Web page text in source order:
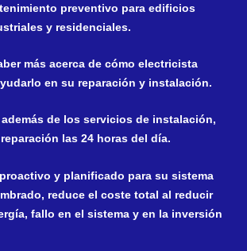
preventivo para edificios
y residenciales.
más acerca de cómo electricista
en su reparación y instalación.
además de los servicios de instalación,
las 24 horas del día.
y planificado para su sistema
reduce el coste total al reducir
fallo en el sistema y en la inversión